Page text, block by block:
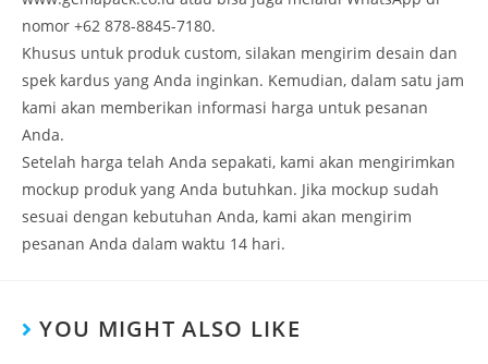
nomor +62 878-8845-7180.
Khusus untuk produk custom, silakan mengirim desain dan
spek kardus yang Anda inginkan. Kemudian, dalam satu jam
kami akan memberikan informasi harga untuk pesanan
Anda.
Setelah harga telah Anda sepakati, kami akan mengirimkan
mockup produk yang Anda butuhkan. Jika mockup sudah
sesuai dengan kebutuhan Anda, kami akan mengirim
pesanan Anda dalam waktu 14 hari.
YOU MIGHT ALSO LIKE